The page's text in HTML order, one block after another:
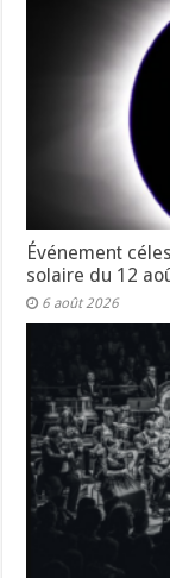
Événement
solaire du 12
6 août 2026